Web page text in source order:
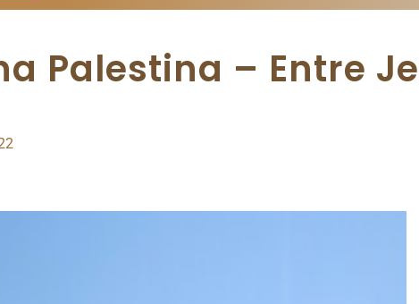
Palestina – Entre